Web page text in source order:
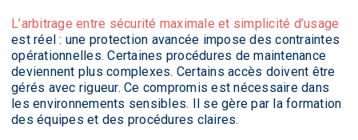
L’arbitrage entre sécurité maximale et simplicité d’usage
est réel : une protection avancée impose des contraintes
opérationnelles. Certaines procédures de maintenance
deviennent plus complexes. Certains accès doivent être
gérés avec rigueur. Ce compromis est nécessaire dans
les environnements sensibles. Il se gère par la formation
des équipes et des procédures claires.